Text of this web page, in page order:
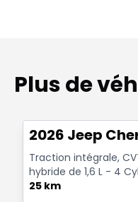
Plus de
2026 Jeep
Traction intégrale,
hybride de 1,6 L - 4
25 km